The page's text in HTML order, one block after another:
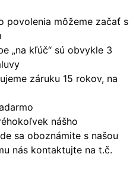
povolenia môžeme začať s
„na kľúč“ sú obvykle 3
záruku 15 rokov, na
nášho
sa oboznámite s našou
nás kontaktujte na t.č.